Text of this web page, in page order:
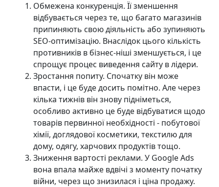
Обмежена конкуренція. Її зменшення
відбувається через те, що багато магазинів
припиняють свою діяльність або зупиняють
SEO-оптимізацію. Внаслідок цього кількість
противників в бізнес-ніші зменшується, і це
спрощує процес виведення сайту в лідери.
Зростання попиту. Спочатку він може
впасти, і це буде досить помітно. Але через
кілька тижнів він знову підніметься,
особливо активно це буде відбуватися щодо
товарів первинної необхідності - побутової
хімії, доглядової косметики, текстилю для
дому, одягу, харчових продуктів тощо.
Зниження вартості реклами. У Google Ads
вона впала майже вдвічі з моменту початку
війни, через що знизилася і ціна продажу.